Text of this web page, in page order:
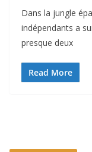
Dans la jungle
indépendants a
presque deux
Read More